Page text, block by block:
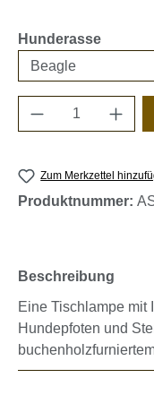
Hunderasse
Produkt
Zum Merkzettel
Produktnummer:
Beschreibung
Eine Tischlampe mit
Hundepfoten und